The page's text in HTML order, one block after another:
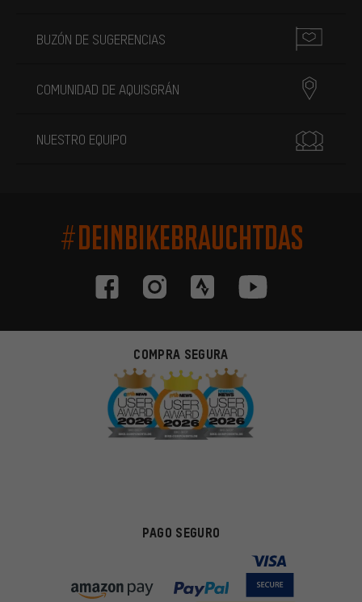
BUZÓN DE SUGERENCIAS
COMUNIDAD DE AQUISGRÁN
NUESTRO EQUIPO
#DEINBIKEBRAUCHTDAS
COMPRA SEGURA
PAGO SEGURO